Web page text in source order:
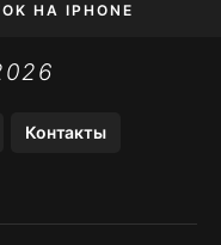
НА IPHONE
Контакты